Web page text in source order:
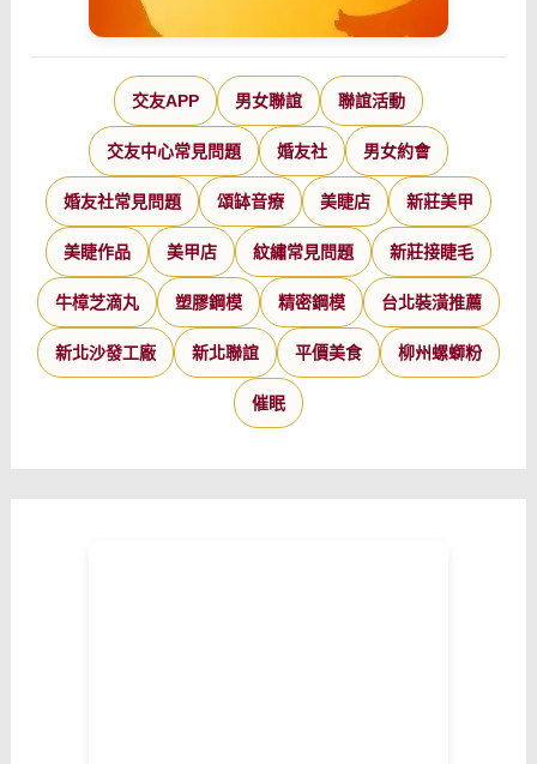
交友APP 男女聯誼 聯誼活動
交友中心常見問題 婚友社 男女約會
婚友社常見問題 頌缽音療 美睫店 新莊美甲
美睫作品 美甲店 紋繡常見問題 新莊接睫毛
牛樟芝滴丸 塑膠鋼模 精密鋼模 台北裝潢推薦
新北沙發工廠 新北聯誼 平價美食 柳州螺螄粉
催眠